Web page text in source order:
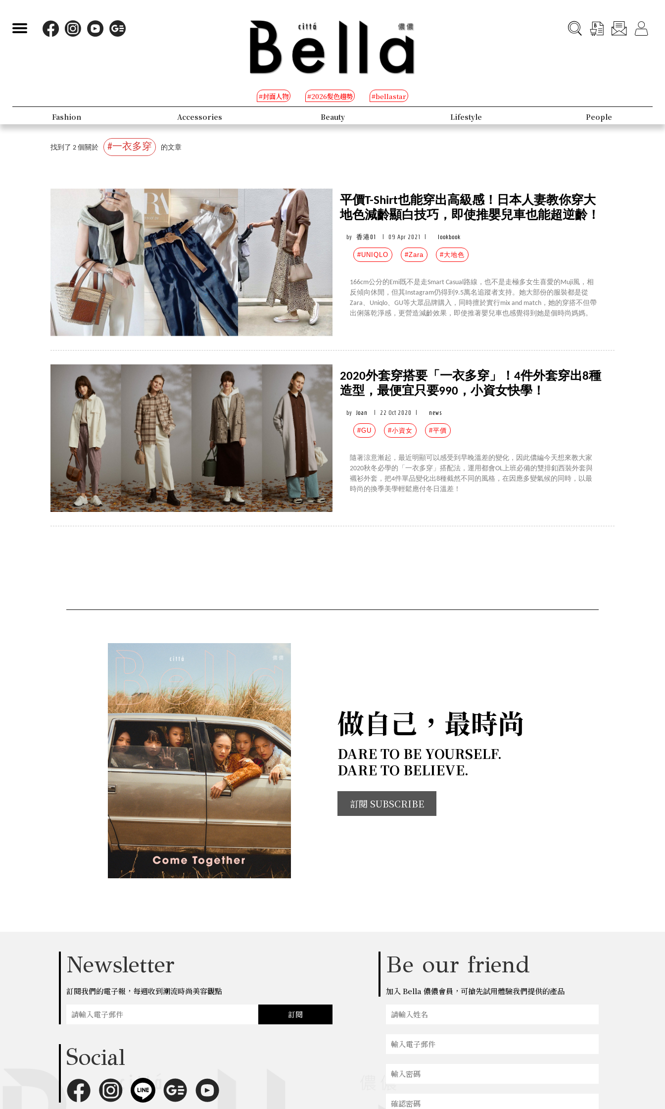
#封面人物 #2026髮色趨勢 #bellastar
Fashion Accessories Beauty Lifestyle People
找到了 2 個關於 #一衣多穿 的文章
平價T-Shirt也能穿出高級感！日本人妻教你穿大
地色減齡顯白技巧，即使推嬰兒車也能超逆齡！
by 香港01 09 Apr 2021 lookbook
#UNIQLO #Zara #大地色
166cm公分的Emi既不是走Smart Casual路線，也不是走極多女生喜愛的Muji風，相
反傾向休閒，但其Instagram仍得到9.5萬名追蹤者支持。她大部份的服裝都是從
Zara、Uniqlo、GU等大眾品牌購入，同時擅於實行mix and match，她的穿搭不但帶
出俐落乾淨感，更營造減齡效果，即使推著嬰兒車也感覺得到她是個時尚媽媽。
2020外套穿搭要「一衣多穿」！4件外套穿出8種
造型，最便宜只要990，小資女快學！
by Joan 22 Oct 2020 news
#GU #小資女 #平價
隨著涼意漸起，最近明顯可以感受到早晚溫差的變化，因此儂編今天想來教大家
2020秋冬必學的「一衣多穿」搭配法，運用都會OL上班必備的雙排釦西裝外套與
襯衫外套，把4件單品變化出8種截然不同的風格，在因應多變氣候的同時，以最
時尚的換季美學輕鬆應付冬日溫差！
做自己，最時尚
DARE TO BE YOURSELF.
DARE TO BELIEVE.
訂閱 SUBSCRIBE
Newsletter
訂閱我們的電子報，每週收到潮流時尚美容觀點
訂閱
Social
Be our friend
加入 Bella 儂儂會員，可搶先試用體驗我們提供的產品